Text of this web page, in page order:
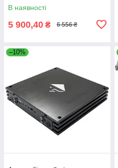
В наявності
5 900,40 ₴ 6 556 ₴
–10%